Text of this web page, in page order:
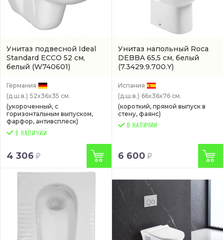
Унитаз подвесной Ideal
Standard ECCO 52 см,
белый (W740601)
Германия
(д.ш.в.) 52x36x35 см.
(укороченный, с
горизонтальным выпуском,
фарфор, антивсплеск)
4 306
Унитаз напольный Roca
DEBBA 65,5 см, белый
(7.3429.9.700.Y)
Испания
(д.ш.в.) 66x36x76 см.
(короткий, прямой выпуск в
стену, фаянс)
В НАЛИЧИИ
6 600